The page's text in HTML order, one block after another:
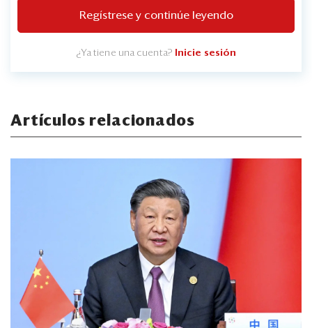
Regístrese y continúe leyendo
¿Ya tiene una cuenta? Inicie sesión
Artículos relacionados